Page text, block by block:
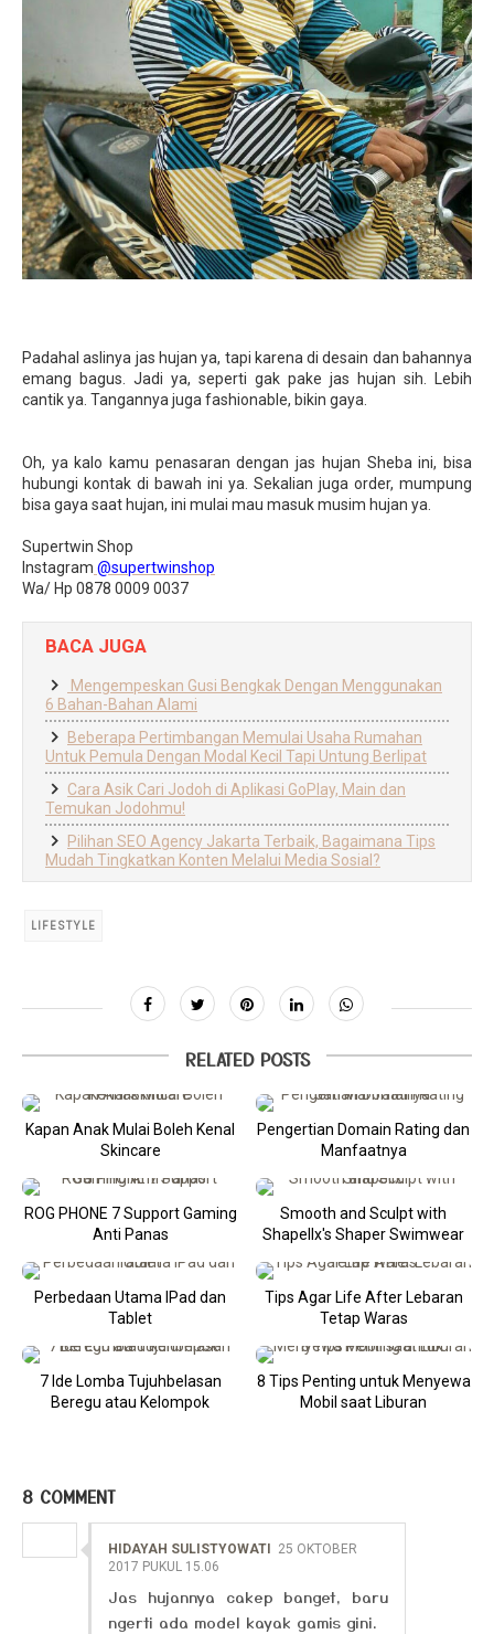
Padahal aslinya jas hujan ya, tapi karena di desain dan bahannya
emang bagus. Jadi ya, seperti gak pake jas hujan sih. Lebih
cantik ya. Tangannya juga fashionable, bikin gaya.
Oh, ya kalo kamu penasaran dengan jas hujan Sheba ini, bisa
hubungi kontak di bawah ini ya. Sekalian juga order, mumpung
bisa gaya saat hujan, ini mulai mau masuk musim hujan ya.
Supertwin Shop
Instagram @supertwinshop
Wa/ Hp 0878 0009 0037
BACA JUGA
Mengempeskan Gusi Bengkak Dengan Menggunakan
6 Bahan-Bahan Alami
Beberapa Pertimbangan Memulai Usaha Rumahan
Untuk Pemula Dengan Modal Kecil Tapi Untung Berlipat
Cara Asik Cari Jodoh di Aplikasi GoPlay, Main dan
Temukan Jodohmu!
Pilihan SEO Agency Jakarta Terbaik, Bagaimana Tips
Mudah Tingkatkan Konten Melalui Media Sosial?
LIFESTYLE
RELATED POSTS
Kapan Anak Mulai Boleh Kenal
Skincare
Pengertian Domain Rating dan
Manfaatnya
ROG PHONE 7 Support Gaming
Anti Panas
Smooth and Sculpt with
Shapellx's Shaper Swimwear
Perbedaan Utama IPad dan
Tablet
Tips Agar Life After Lebaran
Tetap Waras
7 Ide Lomba Tujuhbelasan
Beregu atau Kelompok
8 Tips Penting untuk Menyewa
Mobil saat Liburan
8 COMMENT
HIDAYAH SULISTYOWATI 25 OKTOBER
2017 PUKUL 15.06
Jas hujannya cakep banget, baru
ngerti ada model kayak gamis gini.